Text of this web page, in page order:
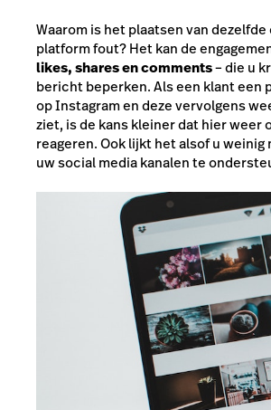
Waarom is het plaatsen van
platform fout? Het kan de
likes, shares en comments–die u
bericht beperken. Als een klant een
op Instagram en deze vervolgens
ziet, is de kans kleiner dat hier weer
reageren. Ook lijkt het alsof u
uw social media kanalen te